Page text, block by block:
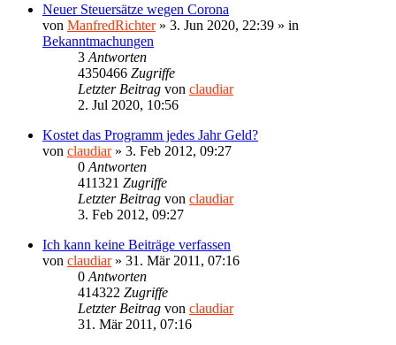
Neuer Steuersätze wegen Corona
von ManfredRichter» 3. Jun 2020, 22:39 » in
Bekanntmachungen
3 Antworten
4350466 Zugriffe
Letzter Beitrag von claudiar
2. Jul 2020, 10:56
Kostet das Programm jedes Jahr Geld?
von claudiar» 3. Feb 2012, 09:27
0 Antworten
411321 Zugriffe
Letzter Beitrag von claudiar
3. Feb 2012, 09:27
Ich kann keine Beiträge verfassen
von claudiar» 31. Mär 2011, 07:16
0 Antworten
414322 Zugriffe
Letzter Beitrag von claudiar
31. Mär 2011, 07:16